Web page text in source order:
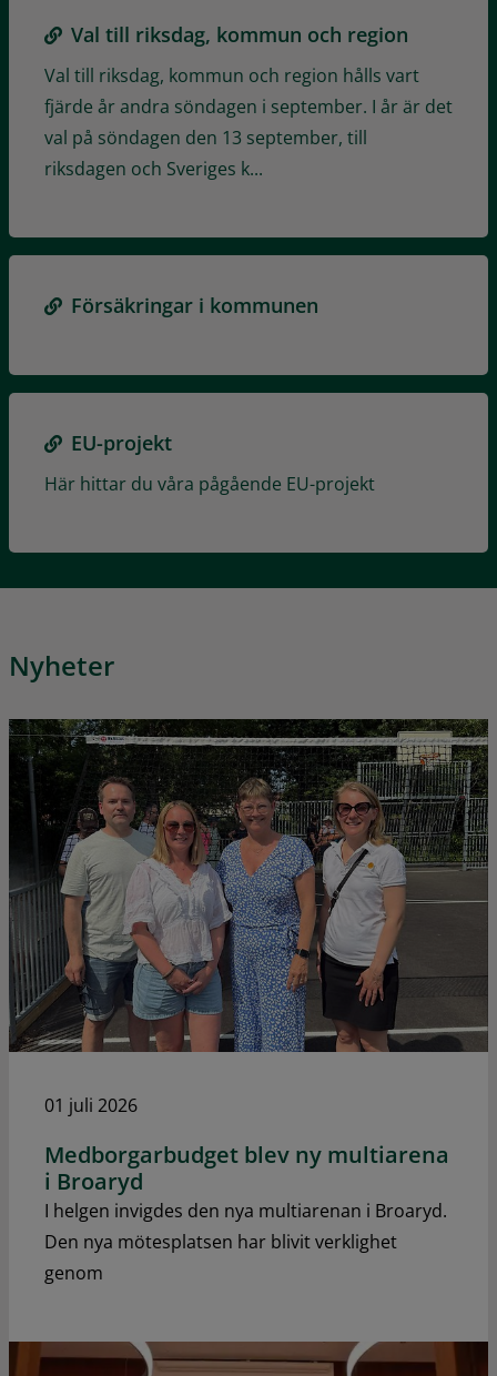
Val till riksdag, kommun och region
Val till riksdag, kommun och region hålls vart
fjärde år andra söndagen i september. I år är det
val på söndagen den 13 september, till
riksdagen och Sveriges k...
Försäkringar i kommunen
EU-projekt
Här hittar du våra pågående EU-projekt
Nyheter
01 juli 2026
Medborgarbudget blev ny multiarena
i Broaryd
I helgen invigdes den nya multiarenan i Broaryd.
Den nya mötesplatsen har blivit verklighet
genom